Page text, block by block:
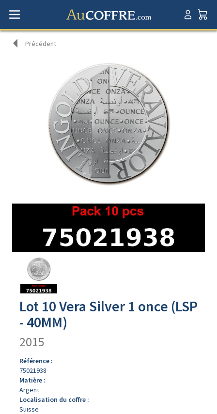
Précédent
produit
Lot 10 Vera Silver 1 once (LSP
- 40MM)
2015
Référence :
75021938
Matière :
Argent
Localisation du coffre :
Suisse